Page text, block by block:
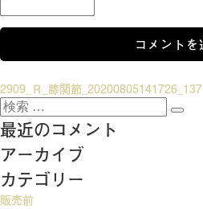
投
稿
ナ
ビ
ゲ
2909_Ｒ_膝関節_20200805141726_137
検
索:
検
最近のコメント
アーカイブ
カテゴリー
販売前